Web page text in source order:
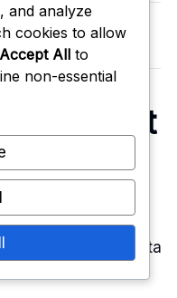
SEO-
99 USD/kk
oikean työkalun
mukaan. Aloita
and analyze
cookies to allow
Accept All to
non-essential